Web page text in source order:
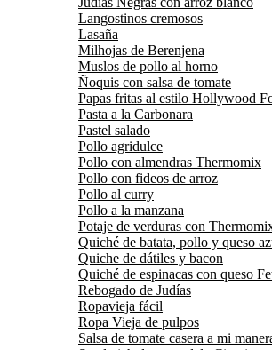
Langostinos cremosos
Lasaña
Milhojas de Berenjena
Muslos de pollo al horno
Ñoquis con salsa de tomate
Papas fritas al estilo Hollywood
Pasta a la Carbonara
Pastel salado
Pollo agridulce
Pollo con almendras Thermomix
Pollo con fideos de arroz
Pollo al curry
Pollo a la manzana
Potaje de verduras con
Quiché de batata, pollo y queso
Quiche de dátiles y bacon
Quiché de espinacas con queso
Rebogado de Judías
Ropavieja fácil
Ropa Vieja de pulpos
Salsa de tomate casera a mi